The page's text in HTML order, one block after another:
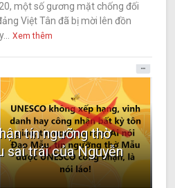
một số gương mặt chống đối
Việt Tân đã bị mời lên đồn
Xem thêm
tín ngưỡng thờ
sai trái của Nguyễn